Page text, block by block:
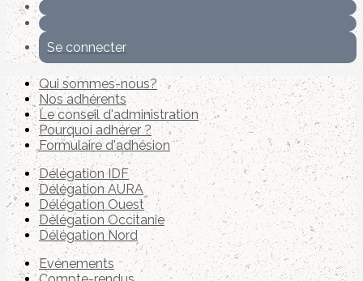
Se connecter
Qui sommes-nous?
Nos adhérents
Le conseil d'administration
Pourquoi adhérer ?
Formulaire d'adhésion
Délégation IDF
Délégation AURA
Délégation Ouest
Délégation Occitanie
Délégation Nord
Evénements